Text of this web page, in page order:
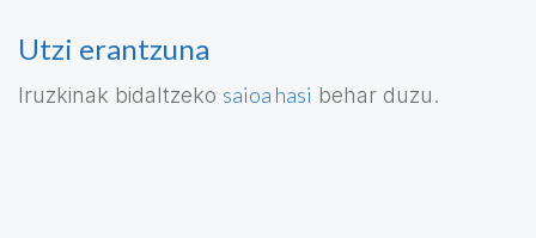
Utzi erantzuna
Iruzkinak bidaltzeko saioa hasi behar duzu.